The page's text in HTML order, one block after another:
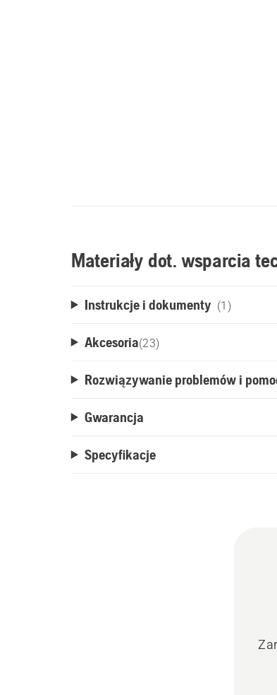
Materiały dot. wsparcia
Instrukcje i dokumenty (1)
Akcesoria(23)
Rozwiązywanie problemów i
Gwarancja
Specyfikacje